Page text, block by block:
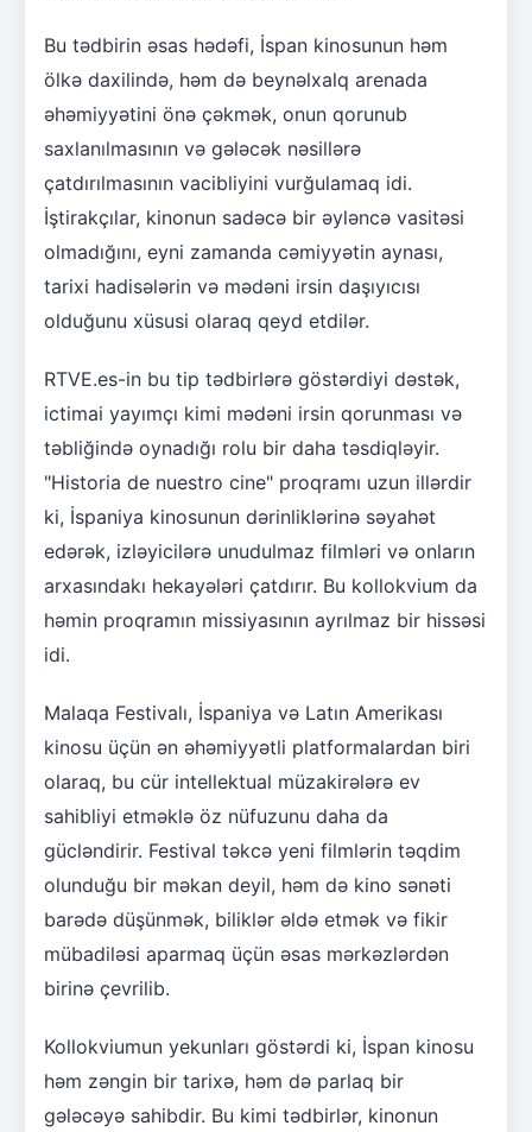
Bu tədbirin əsas hədəfi, İspan kinosunun həm
ölkə daxilində, həm də beynəlxalq arenada
əhəmiyyətini önə çəkmək, onun qorunub
saxlanılmasının və gələcək nəsillərə
çatdırılmasının vacibliyini vurğulamaq idi.
İştirakçılar, kinonun sadəcə bir əyləncə vasitəsi
olmadığını, eyni zamanda cəmiyyətin aynası,
tarixi hadisələrin və mədəni irsin daşıyıcısı
olduğunu xüsusi olaraq qeyd etdilər.
RTVE.es-in bu tip tədbirlərə göstərdiyi dəstək,
ictimai yayımçı kimi mədəni irsin qorunması və
təbliğində oynadığı rolu bir daha təsdiqləyir.
"Historia de nuestro cine" proqramı uzun illərdir
ki, İspaniya kinosunun dərinliklərinə səyahət
edərək, izləyicilərə unudulmaz filmləri və onların
arxasındakı hekayələri çatdırır. Bu kollokvium da
həmin proqramın missiyasının ayrılmaz bir hissəsi
idi.
Malaqa Festivalı, İspaniya və Latın Amerikası
kinosu üçün ən əhəmiyyətli platformalardan biri
olaraq, bu cür intellektual müzakirələrə ev
sahibliyi etməklə öz nüfuzunu daha da
gücləndirir. Festival təkcə yeni filmlərin təqdim
olunduğu bir məkan deyil, həm də kino sənəti
barədə düşünmək, biliklər əldə etmək və fikir
mübadiləsi aparmaq üçün əsas mərkəzlərdən
birinə çevrilib.
Kollokviumun yekunları göstərdi ki, İspan kinosu
həm zəngin bir tarixə, həm də parlaq bir
gələcəyə sahibdir. Bu kimi tədbirlər, kinonun